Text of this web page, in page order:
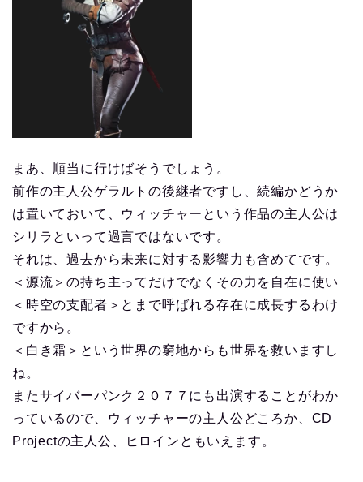
まあ、順当に行けばそうでしょう。
前作の主人公ゲラルトの後継者ですし、続編かどうか
は置いておいて、ウィッチャーという作品の主人公は
シリラといって過言ではないです。
それは、過去から未来に対する影響力も含めてです。
＜源流＞の持ち主ってだけでなくその力を自在に使い
＜時空の支配者＞とまで呼ばれる存在に成長するわけ
ですから。
＜白き霜＞という世界の窮地からも世界を救いますし
ね。
またサイバーパンク２０７７にも出演することがわか
っているので、ウィッチャーの主人公どころか、CD
Projectの主人公、ヒロインともいえます。